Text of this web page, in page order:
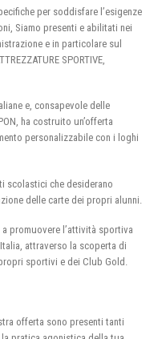
per soddisfare l’esigenze
Siamo presenti e abilitati nei
e in particolare sul
SPORTIVE,
e, consapevole delle
ha costruito un’offerta
personalizzabile con i loghi
scolastici che desiderano
delle carte dei propri alunni.
promuovere l’attività sportiva
attraverso la scoperta di
sportivi e dei Club Gold.
offerta sono presenti tanti